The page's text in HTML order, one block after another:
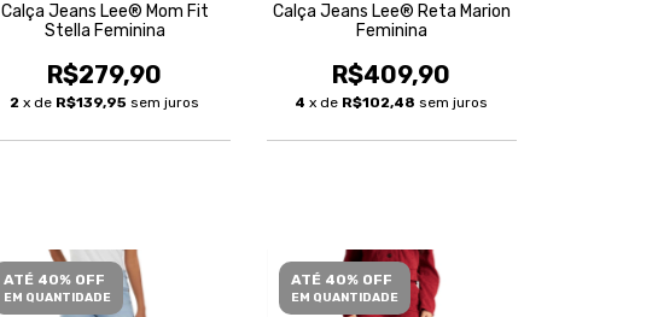
Calça Jeans Lee® Mom Fit
Stella Feminina
R$279,90
2 x de R$139,95 sem juros
Calça Jeans Lee® Reta Marion
Feminina
R$409,90
4 x de R$102,48 sem juros
ATÉ 40% OFF
EM QUANTIDADE
ATÉ 40% OFF
EM QUANTIDADE